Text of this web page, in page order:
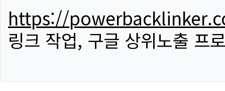
https://
링크 작업, 구글 상위노출 프